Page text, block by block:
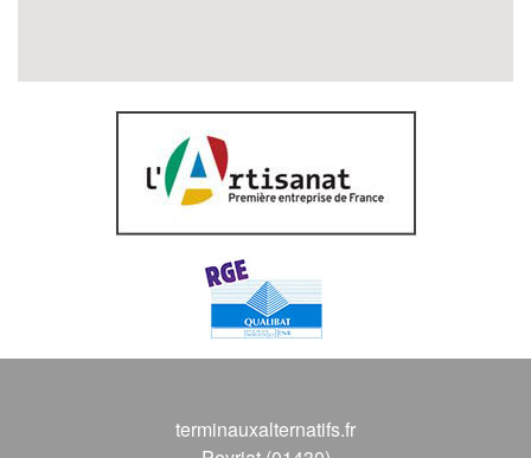
terminauxalternatifs.fr